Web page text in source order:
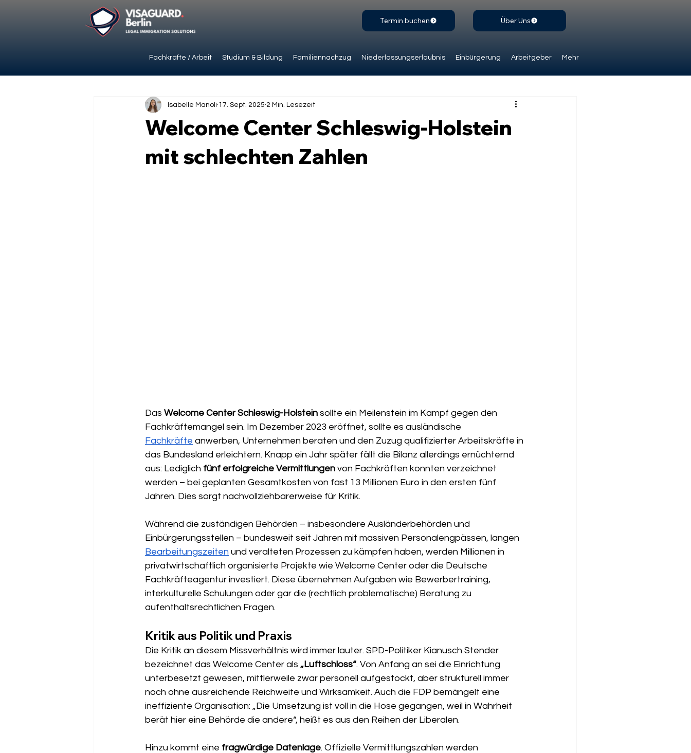
Fachkräfte / Arbeit Studium & Bildung Familiennachzug Niederlassungserlaubnis Einbürgerung Arbeitgeber Mehr
Termin buchen Über Uns
Welcome Center Schleswig-Holstein
mit schlechten Zahlen
Isabelle Manoli 17. Sept. 2025 2 Min. Lesezeit
Das Welcome Center Schleswig-Holstein sollte ein Meilenstein im Kampf gegen den
Fachkräftemangel sein. Im Dezember 2023 eröffnet, sollte es ausländische
Fachkräfte anwerben, Unternehmen beraten und den Zuzug qualifizierter Arbeitskräfte in
das Bundesland erleichtern. Knapp ein Jahr später fällt die Bilanz allerdings ernüchternd
aus: Lediglich fünf erfolgreiche Vermittlungen von Fachkräften konnten verzeichnet
werden – bei geplanten Gesamtkosten von fast 13 Millionen Euro in den ersten fünf
Jahren. Dies sorgt nachvollziehbarerweise für Kritik.
Während die zuständigen Behörden – insbesondere Ausländerbehörden und
Einbürgerungsstellen – bundesweit seit Jahren mit massiven Personalengpässen, langen
Bearbeitungszeiten und veralteten Prozessen zu kämpfen haben, werden Millionen in
privatwirtschaftlich organisierte Projekte wie Welcome Center oder die Deutsche
Fachkräfteagentur investiert. Diese übernehmen Aufgaben wie Bewerbertraining,
interkulturelle Schulungen oder gar die (rechtlich problematische) Beratung zu
aufenthaltsrechtlichen Fragen.
Kritik aus Politik und Praxis
Die Kritik an diesem Missverhältnis wird immer lauter. SPD-Politiker Kianusch Stender
bezeichnet das Welcome Center als „Luftschloss“. Von Anfang an sei die Einrichtung
unterbesetzt gewesen, mittlerweile zwar personell aufgestockt, aber strukturell immer
noch ohne ausreichende Reichweite und Wirksamkeit. Auch die FDP bemängelt eine
ineffiziente Organisation: „Die Umsetzung ist voll in die Hose gegangen, weil in Wahrheit
berät hier eine Behörde die andere“, heißt es aus den Reihen der Liberalen.
Hinzu kommt eine fragwürdige Datenlage. Offizielle Vermittlungszahlen werden